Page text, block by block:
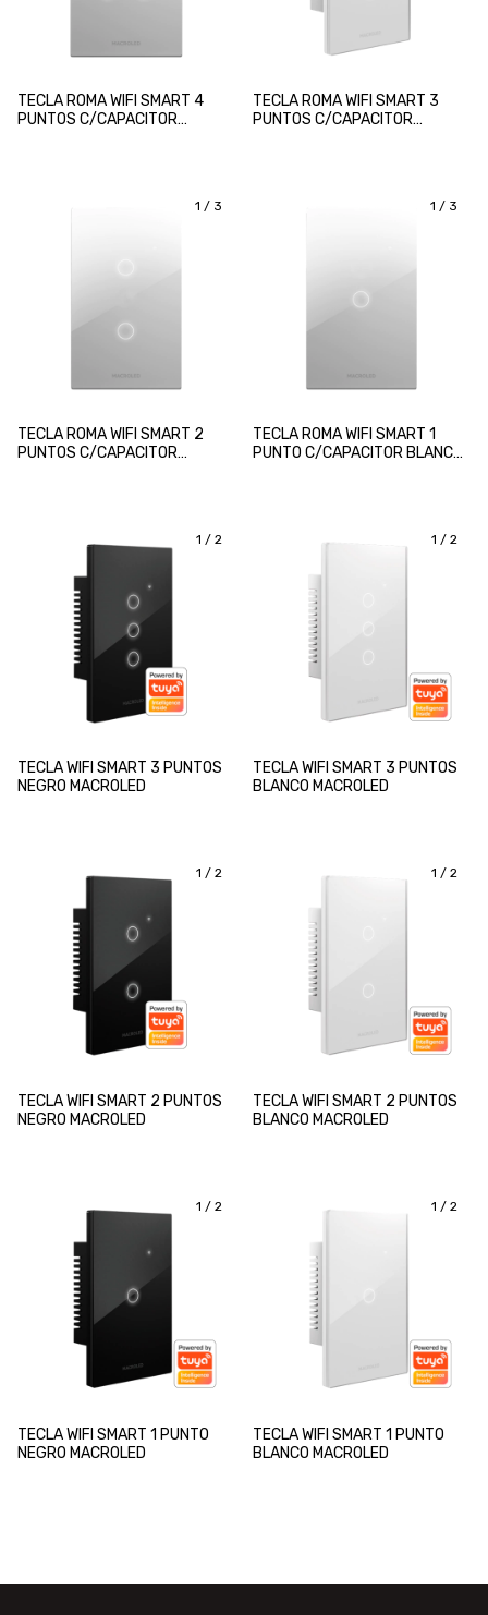
TECLA ROMA WIFI SMART 4
PUNTOS C/CAPACITOR
TECLA ROMA WIFI SMART 3
PUNTOS C/CAPACITOR
1 / 3
TECLA ROMA WIFI SMART 2
PUNTOS C/CAPACITOR
1 / 3
TECLA ROMA WIFI SMART 1
PUNTO C/CAPACITOR BLANCO
1 / 2
TECLA WIFI SMART 3 PUNTOS
NEGRO MACROLED
1 / 2
TECLA WIFI SMART 3 PUNTOS
BLANCO MACROLED
1 / 2
TECLA WIFI SMART 2 PUNTOS
NEGRO MACROLED
1 / 2
TECLA WIFI SMART 2 PUNTOS
BLANCO MACROLED
1 / 2
TECLA WIFI SMART 1 PUNTO
NEGRO MACROLED
1 / 2
TECLA WIFI SMART 1 PUNTO
BLANCO MACROLED